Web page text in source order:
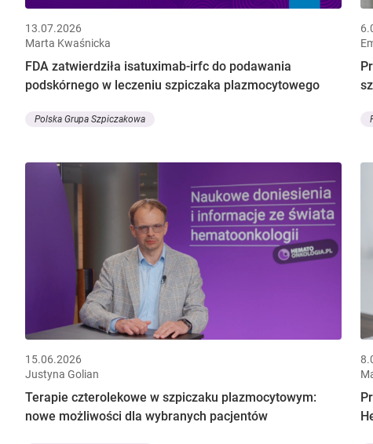
13.07.2026
Marta Kwaśnicka
FDA zatwierdziła isatuximab-irfc do podawania
podskórnego w leczeniu szpiczaka plazmocytowego
Polska Grupa Szpiczakowa
15.06.2026
Justyna Golian
Terapie czterolekowe w szpiczaku plazmocytowym:
nowe możliwości dla wybranych pacjentów